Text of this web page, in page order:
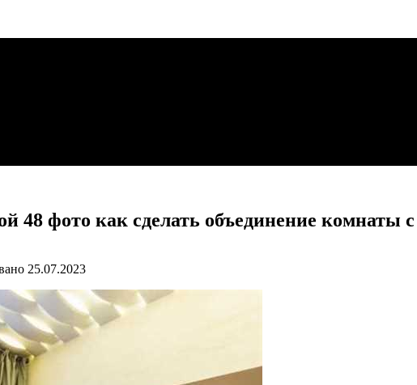
48 фото как сделать объединение комнаты
25.07.2023